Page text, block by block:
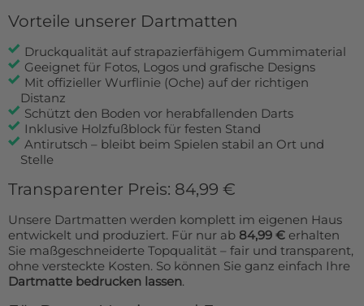
Vorteile unserer Dartmatten
Druckqualität auf strapazierfähigem Gummimaterial
Geeignet für Fotos, Logos und grafische Designs
Mit offizieller Wurflinie (Oche) auf der richtigen
Distanz
Schützt den Boden vor herabfallenden Darts
Inklusive Holzfußblock für festen Stand
Antirutsch – bleibt beim Spielen stabil an Ort und
Stelle
Transparenter Preis: 84,99 €
Unsere Dartmatten werden komplett im eigenen Haus
entwickelt und produziert. Für nur ab 84,99 € erhalten
Sie maßgeschneiderte Topqualität – fair und transparent,
ohne versteckte Kosten. So können Sie ganz einfach Ihre
Dartmatte bedrucken lassen.